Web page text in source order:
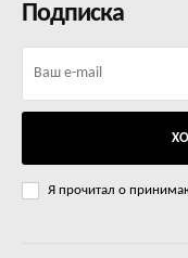
Подписка
Я прочитал о